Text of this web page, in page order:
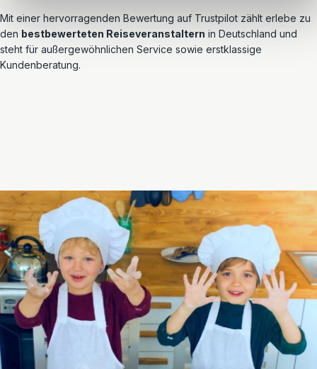
Mit einer hervorragenden Bewertung auf Trustpilot zählt erlebe zu
den bestbewerteten Reiseveranstaltern in Deutschland und
steht für außergewöhnlichen Service sowie erstklassige
Kundenberatung.